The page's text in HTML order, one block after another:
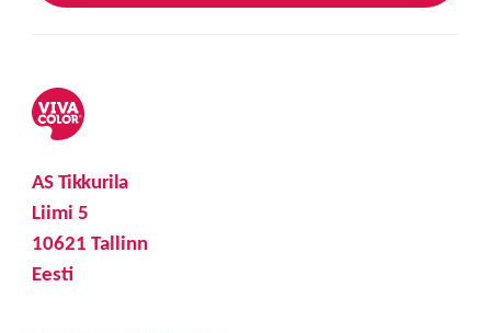
AS Tikkurila
Liimi 5
10621 Tallinn
Eesti